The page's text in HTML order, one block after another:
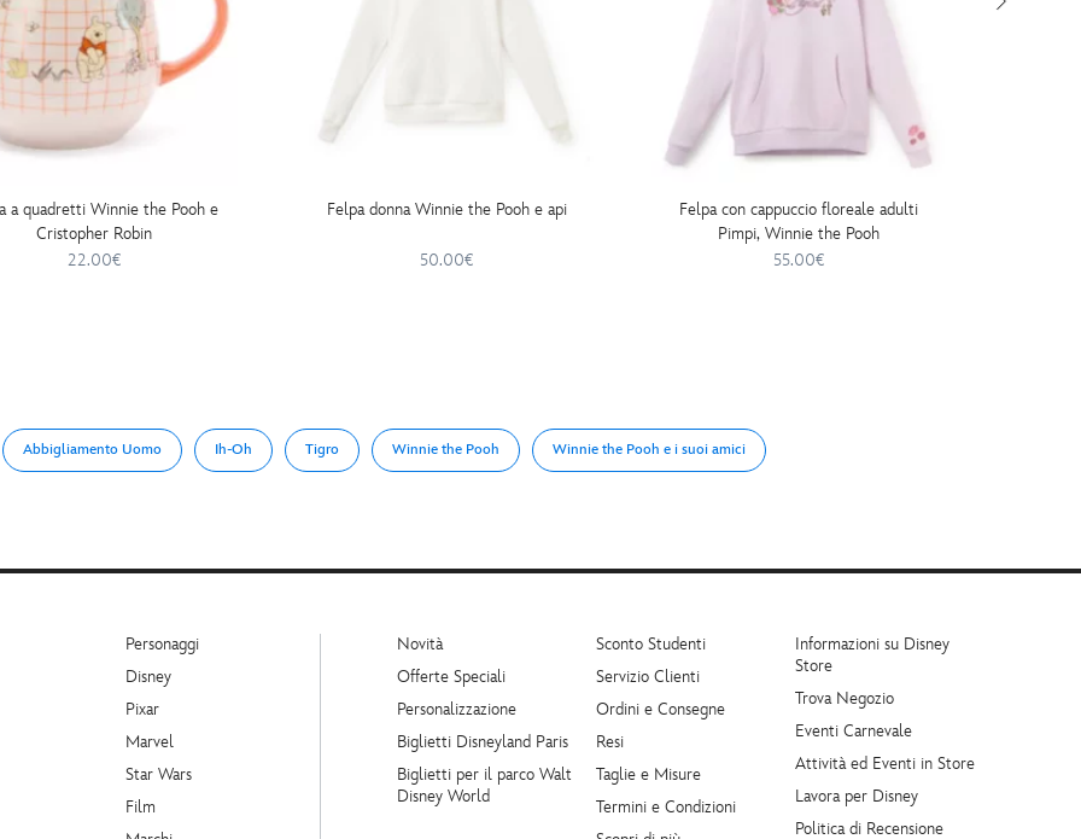
a quadretti Winnie the Pooh e
Cristopher Robin
22.00€
Felpa donna Winnie the Pooh e api
50.00€
Felpa con cappuccio floreale adulti
Pimpi, Winnie the Pooh
55.00€
Abbigliamento Uomo Ih-Oh Tigro Winnie the Pooh Winnie the Pooh e i suoi amici
Personaggi
Disney
Pixar
Marvel
Star Wars
Film
Novità
Offerte Speciali
Personalizzazione
Biglietti Disneyland Paris
Biglietti per il parco Walt
Disney World
Sconto Studenti
Servizio Clienti
Ordini e Consegne
Resi
Taglie e Misure
Termini e Condizioni
Informazioni su Disney
Store
Trova Negozio
Eventi Carnevale
Attività ed Eventi in Store
Lavora per Disney
Politica di Recensione